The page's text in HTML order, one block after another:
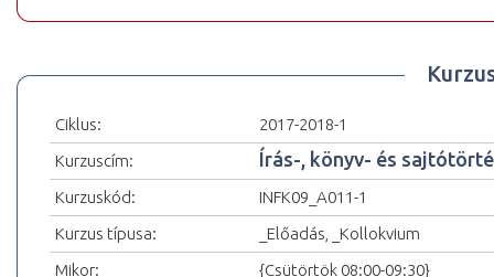
Ciklus:
2017-2018-1
Kurzuscím:
Írás-, könyv- és
Kurzuskód:
INFK09_A011-1
Kurzus típusa:
_Előadás, _Kollokvium
Mikor:
{Csütörtök 08:00-09:30}